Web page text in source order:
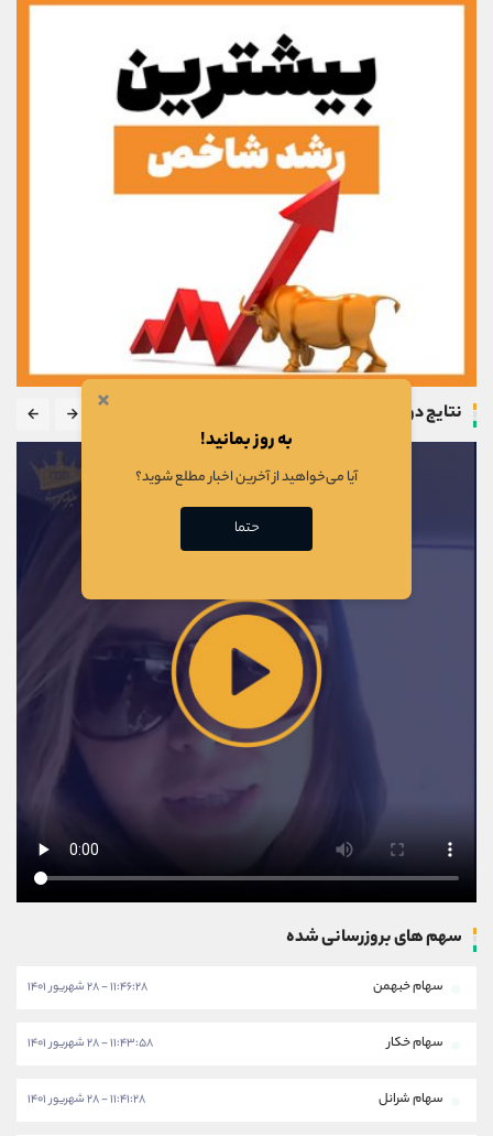
نتایج دوره
سهم های بروزرسانی شده
سهام خبهمن ۱۱:۴۶:۲۸ - ۲۸ شهریور ۱۴۰۱
سهام خکار ۱۱:۴۳:۵۸ - ۲۸ شهریور ۱۴۰۱
سهام شرانل ۱۱:۴۱:۲۸ - ۲۸ شهریور ۱۴۰۱
×
به روز بمانید!
آیا می‌خواهید از آخرین اخبار مطلع شوید؟
حتما